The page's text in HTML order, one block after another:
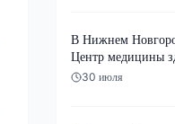
В Нижнем
Центр медицины
30 июля